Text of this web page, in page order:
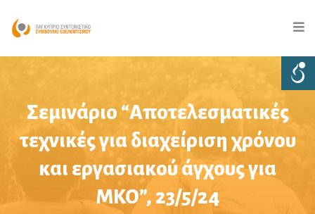
Σεμινάριο “Αποτελεσματικές
τεχνικές για διαχείριση χρόνου
και εργασιακού άγχους για
ΜΚΟ”, 23/5/24